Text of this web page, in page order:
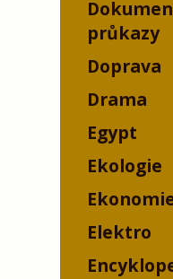
průkazy
Doprava
Drama
Egypt
Ekologie
Elektro